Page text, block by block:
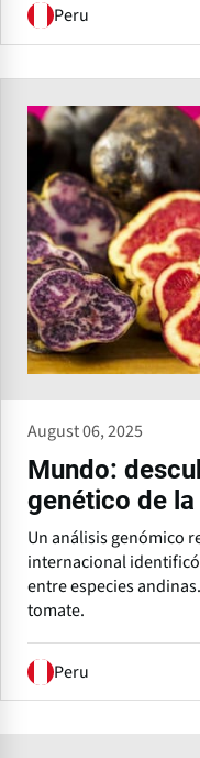
Peru
August 06, 2025
Mundo:
genético de la
Un análisis genómico
internacional
entre especies
tomate.
Peru